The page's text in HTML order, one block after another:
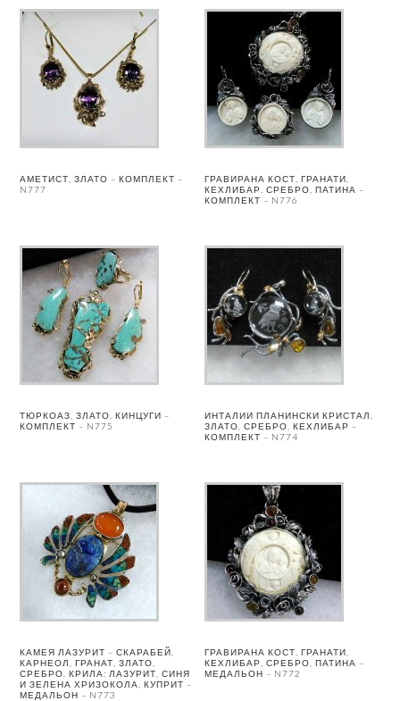
АМЕТИСТ, ЗЛАТО – КОМПЛЕКТ –
N777
ГРАВИРАНА КОСТ, ГРАНАТИ,
КЕХЛИБАР, СРЕБРО, ПАТИНА –
КОМПЛЕКТ – N776
ТЮРКОАЗ, ЗЛАТО, КИНЦУГИ –
КОМПЛЕКТ – N775
ИНТАЛИИ ПЛАНИНСКИ КРИСТАЛ,
ЗЛАТО, СРЕБРО, КЕХЛИБАР –
КОМПЛЕКТ – N774
КАМЕЯ ЛАЗУРИТ – СКАРАБЕЙ,
КАРНЕОЛ, ГРАНАТ, ЗЛАТО,
СРЕБРО. КРИЛА: ЛАЗУРИТ, СИНЯ
И ЗЕЛЕНА ХРИЗОКОЛА, КУПРИТ –
МЕДАЛЬОН – N773
ГРАВИРАНА КОСТ, ГРАНАТИ,
КЕХЛИБАР, СРЕБРО, ПАТИНА –
МЕДАЛЬОН – N772